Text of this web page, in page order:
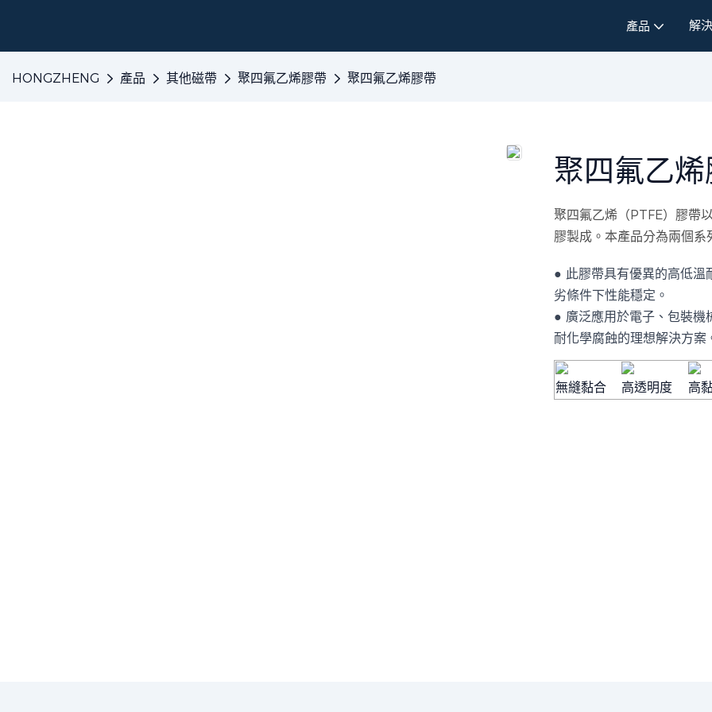
產品 解
HONGZHENG 產品 其他磁帶 聚四氟乙烯膠帶 聚四氟乙烯膠帶
聚四氟乙
聚四氟乙烯（PTFE）膠帶
膠製成。本產品分為兩個
● 此膠帶具有優異的高低溫
劣條件下性能穩定。
● 廣泛應用於電子、包裝機
耐化學腐蝕的理想解決方案
無縫黏合 高透明度 高